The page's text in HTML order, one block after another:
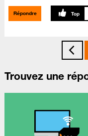
Répondre
Trouvez une